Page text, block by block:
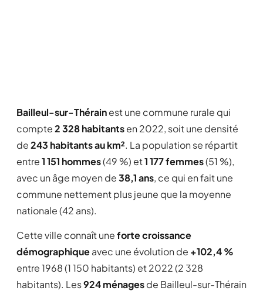
Bailleul-sur-Thérainest une commune rurale qui
compte2 328 habitantsen 2022, soit une densité
de243 habitants au km². La population se répartit
entre1 151 hommes(49 %) et1 177 femmes(51 %),
avec un âge moyen de38,1 ans, ce qui en fait une
commune nettement plus jeune que la moyenne
nationale (42 ans).
Cette ville connaît uneforte croissance
démographiqueavec une évolution de +102,4 %
entre 1968 (1 150 habitants) et 2022 (2 328
habitants). Les924 ménagesde Bailleul-sur-Thérain